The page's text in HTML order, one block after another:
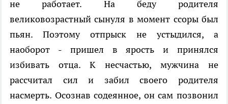
не работает. На беду родителя
великовозрастный сынуля в момент ссоры был
пьян. Поэтому отпрыск не устыдился, а
наоборот - пришел в ярость и принялся
избивать отца. К несчастью, мужчина не
рассчитал сил и забил своего родителя
насмерть. Осознав содеянное, он сам позвонил